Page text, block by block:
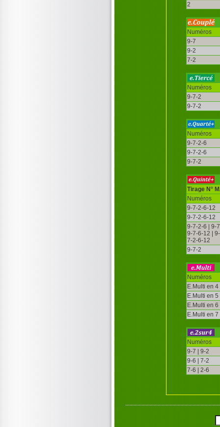
2
Numéros
9-7
9-2
7-2
Numéros
9-7-2
9-7-2
Numéros
9-7-2-6
9-7-2-6
9-7-2
Tirage N°
Numéros
9-7-2-6-12
9-7-2-6-12
9-7-2-6 | 9-
9-7-6-12 |
7-2-6-12
9-7-2
Numéros
E.Multi en 4
E.Multi en 5
E.Multi en 6
E.Multi en 7
Numéros
9-7 | 9-2
9-6 | 7-2
7-6 | 2-6